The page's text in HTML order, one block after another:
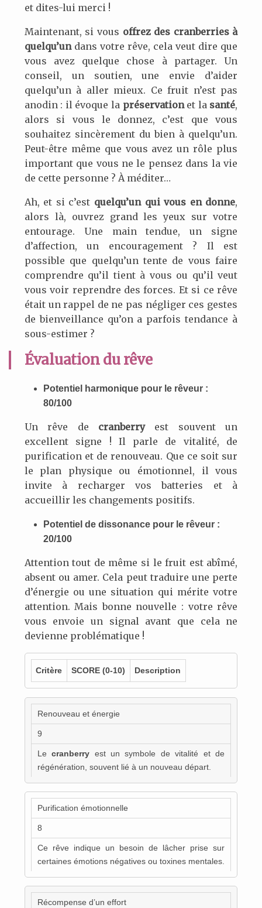
et dites-lui merci !
Maintenant, si vous offrez des cranberries à
quelqu’undans votre rêve, cela veut dire que
vous avez quelque chose à partager. Un
conseil, un soutien, une envie d’aider
quelqu’un à aller mieux. Ce fruit n’est pas
anodin : il évoque la préservationet la santé,
alors si vous le donnez, c’est que vous
souhaitez sincèrement du bien à quelqu’un.
Peut-être même que vous avez un rôle plus
important que vous ne le pensez dans la vie
de cette personne ? À méditer…
Ah, et si c’est quelqu’un qui vous en donne,
alors là, ouvrez grand les yeux sur votre
entourage. Une main tendue, un signe
d’affection, un encouragement ? Il est
possible que quelqu’un tente de vous faire
comprendre qu’il tient à vous ou qu’il veut
vous voir reprendre des forces. Et si ce rêve
était un rappel de ne pas négliger ces gestes
de bienveillance qu’on a parfois tendance à
sous-estimer ?
Évaluation du rêve
Potentiel harmonique pour le rêveur :
80/100
Un rêve de cranberryest souvent un
excellent signe ! Il parle de vitalité, de
purification et de renouveau. Que ce soit sur
le plan physique ou émotionnel, il vous
invite à recharger vos batteries et à
accueillir les changements positifs.
Potentiel de dissonance pour le rêveur :
20/100
Attention tout de même si le fruit est abîmé,
absent ou amer. Cela peut traduire une perte
d’énergie ou une situation qui mérite votre
attention. Mais bonne nouvelle : votre rêve
vous envoie un signal avant que cela ne
devienne problématique !
Critère SCORE (0-10) Description
Renouveau et énergie
9
Lecranberry est un symbole de vitalité et de
régénération, souvent lié à un nouveau départ.
Purification émotionnelle
8
Ce rêve indique un besoin de lâcher prise sur
certaines émotions négatives ou toxines mentales.
Récompense d’un effort